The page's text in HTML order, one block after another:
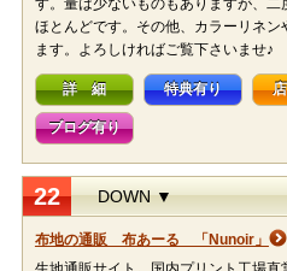
す。量は少ないものもありますが、
ほとんどです。その他、カラーリネン
ます。よろしければご覧下さいませ♪
詳 細 特典有り
ブログ有り
22 DOWN ▼
布地の通販 布あーる 「Nunoir」